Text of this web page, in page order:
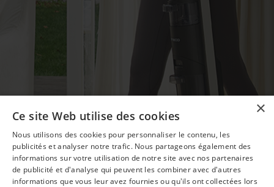
×
Ce site Web utilise des cookies
Nous utilisons des cookies pour personnaliser le contenu, les
publicités et analyser notre trafic. Nous partageons également des
informations sur votre utilisation de notre site avec nos partenaires
de publicité et d'analyse qui peuvent les combiner avec d'autres
informations que vous leur avez fournies ou qu'ils ont collectées lors